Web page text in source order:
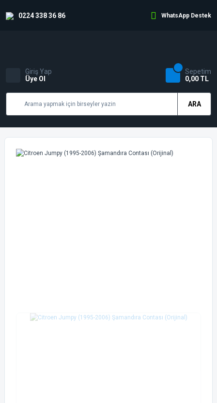
0224 338 36 86 WhatsApp Destek
ARA
Giriş Yap
Üye Ol
Sepetim
0,00 TL